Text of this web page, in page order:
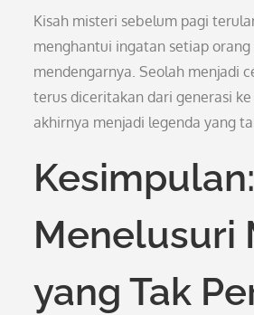
Kisah misteri sebelum pagi
menghantui ingatan setiap
mendengarnya. Seolah menjadi
terus diceritakan dari generasi
akhirnya menjadi legenda yang
Kesimpulan:
Menelusuri
yang Tak